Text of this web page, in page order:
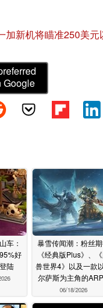
加新机将瞄准250美元
Google
车：
好
陆
暴雪传闻潮：粉丝
《经典版Plus》、
兽世界4》以及一款
尔萨斯为主角的
06/18/2026